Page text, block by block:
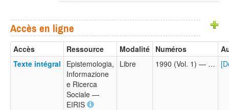
Accès en ligne
Accès Ressource Modalité Numéros
Texte intégral
Epistemologia,
Informazione
e Ricerca
Sociale —
EIRIS
Libre 1990 (Vol. 1) — …